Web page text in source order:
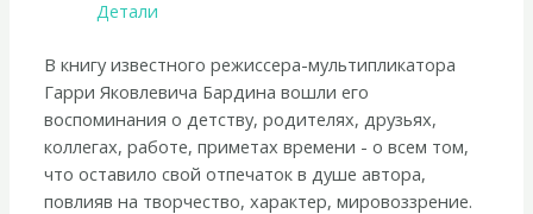
Детали
В книгу известного режиссера-мультипликатора
Гарри Яковлевича Бардина вошли его
воспоминания о детству, родителях, друзьях,
коллегах, работе, приметах времени - о всем том,
что оставило свой отпечаток в душе автора,
повлияв на творчество, характер, мировоззрение.